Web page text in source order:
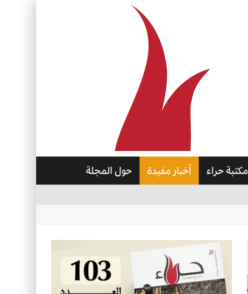
مكتبة حراء أخبار مفيدة حول المجلة